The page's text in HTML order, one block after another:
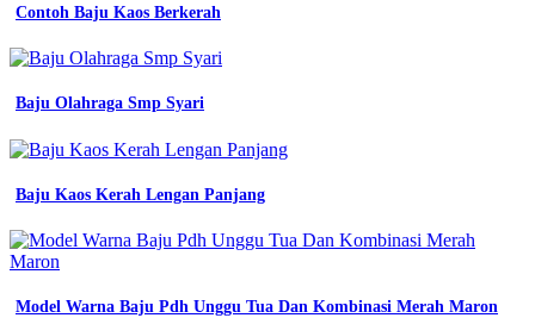
Contoh Baju Kaos Berkerah
Baju Olahraga Smp Syari
Baju Kaos Kerah Lengan Panjang
Model Warna Baju Pdh Unggu Tua Dan Kombinasi Merah Maron